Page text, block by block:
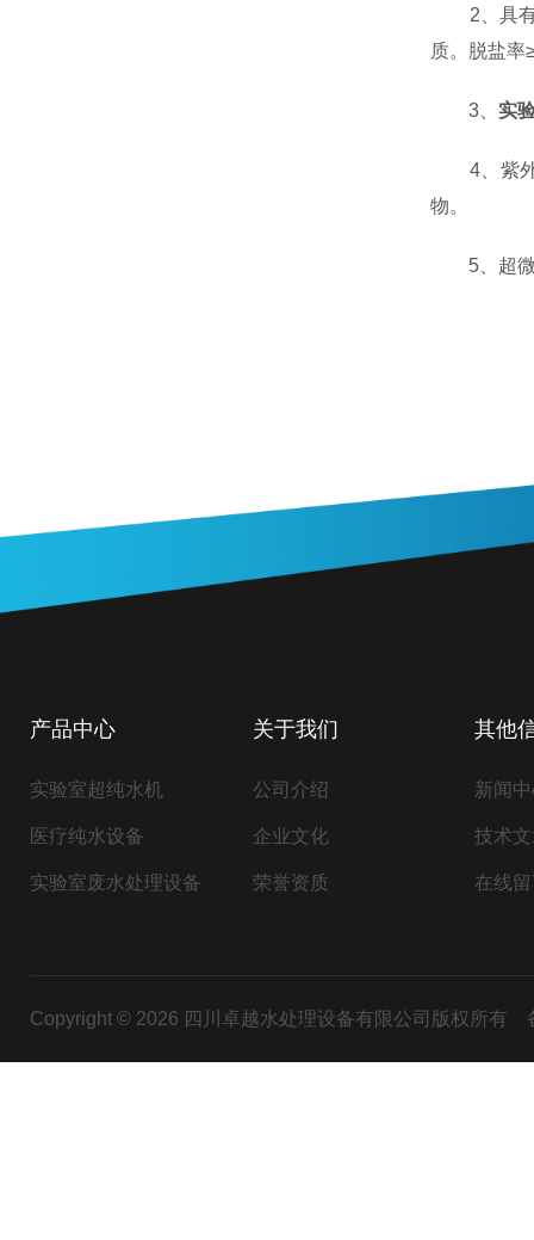
2、具有
质。脱盐率
3、 实
4、紫外
物。
5、超微
产品中心
实验室超纯水机
医疗纯水设备
实验室废水处理设备
关于我们
公司介绍
企业文化
荣誉资质
其他
新闻
技术
在线
Copyright © 2026 四川卓越水处理设备有限公司版权所有